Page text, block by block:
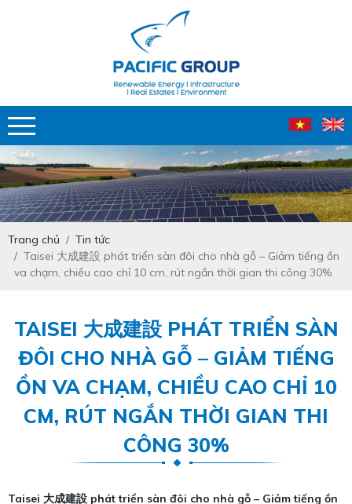
Trang chủ
Tin tức
Taisei 大成建設 phát triển sàn đôi cho nhà gỗ – Giảm tiếng ồn
va chạm, chiều cao chỉ 10 cm, rút ngắn thời gian thi công 30%
TAISEI 大成建設 PHÁT TRIỂN SÀN
ĐÔI CHO NHÀ GỖ – GIẢM TIẾNG
ỒN VA CHẠM, CHIỀU CAO CHỈ 10
CM, RÚT NGẮN THỜI GIAN THI
CÔNG 30%
Taisei 大成建設 phát triển sàn đôi cho nhà gỗ – Giảm tiếng ồn